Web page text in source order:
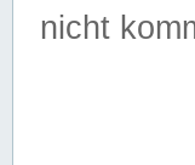
nicht